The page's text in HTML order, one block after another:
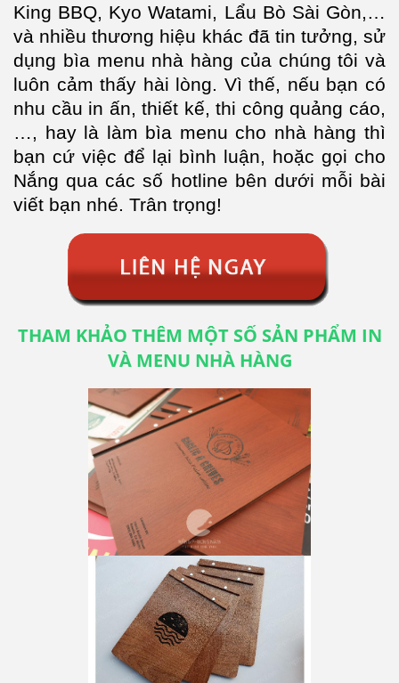
King BBQ, Kyo Watami, Lẩu Bò Sài Gòn,…
và nhiều thương hiệu khác đã tin tưởng, sử
dụng bìa menu nhà hàng của chúng tôi và
luôn cảm thấy hài lòng. Vì thế, nếu bạn có
nhu cầu in ấn, thiết kế, thi công quảng cáo,
…, hay là làm bìa menu cho nhà hàng thì
bạn cứ việc để lại bình luận, hoặc gọi cho
Nắng qua các số hotline bên dưới mỗi bài
viết bạn nhé. Trân trọng!
THAM KHẢO THÊM MỘT SỐ SẢN PHẨM IN
VÀ MENU NHÀ HÀNG